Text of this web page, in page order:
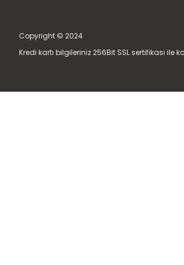
Copyright © 2024
Kredi kartı bilgileriniz 256Bit SSL sertifikası ile